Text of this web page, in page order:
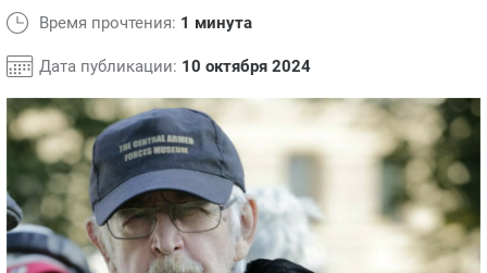
Время прочтения: 1 минута
Дата публикации: 10 октября 2024